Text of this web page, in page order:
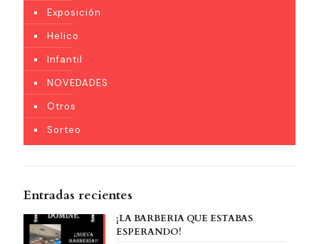
Exposición
Helico
Infantil
NOVEDADES
Otros
Sorteo
Entradas recientes
¡LA BARBERÍA QUE ESTABAS
ESPERANDO!